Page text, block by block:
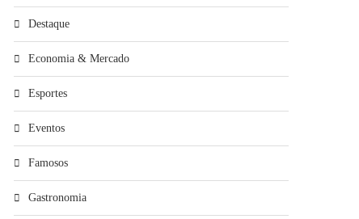
Destaque
Economia & Mercado
Esportes
Eventos
Famosos
Gastronomia